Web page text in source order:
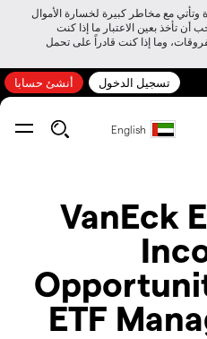
وتأتي مع مخاطر كبيرة لخسارة الأموال
تأخذ بعين الاعتبار ما إذا كنت
وما إذا كنت قادراً على تحمل
تسجيل الدخول أنشئ حسابا
English
VanEck
ETF